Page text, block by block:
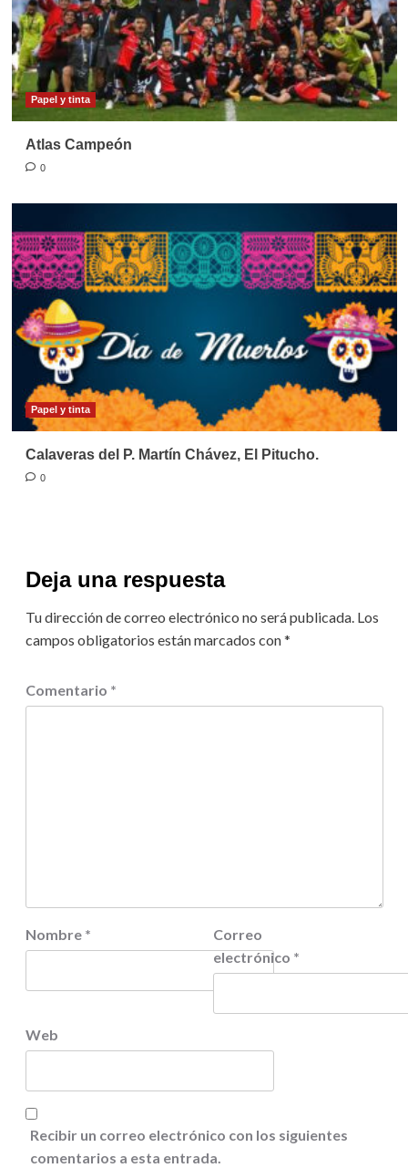
Papel y tinta
Atlas Campeón
0
Papel y tinta
Calaveras del P. Martín Chávez, El Pitucho.
0
Deja una respuesta
Tu dirección de correo electrónico no será publicada. Los
campos obligatorios están marcados con*
Comentario *
Nombre *
Correo
electrónico *
Web
Recibir un correo electrónico con los siguientes
comentarios a esta entrada.